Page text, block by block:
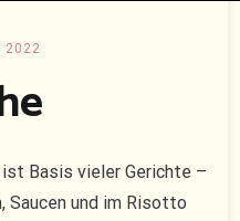
2022
Basis vieler Gerichte –
Saucen und im Risotto